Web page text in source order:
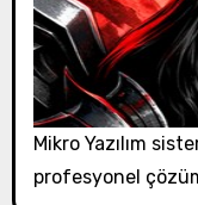
Mikro Yazılım
profesyonel